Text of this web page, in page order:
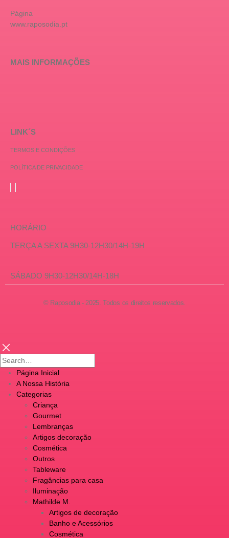
Página
www.raposodia.pt
MAIS INFORMAÇÕES
LINK´S
TERMOS E CONDIÇÕES
POLÍTICA DE PRIVACIDADE
HORÁRIO
TERÇA A SEXTA 9H30-12H30/14H-19H
SÁBADO 9H30-12H30/14H-18H
© Raposodia - 2025. Todos os direitos reservados.
Página Inicial
A Nossa História
Categorias
Criança
Gourmet
Lembranças
Artigos decoração
Cosmética
Outros
Tableware
Fragâncias para casa
Iluminação
Mathilde M.
Artigos de decoração
Banho e Acessórios
Cosmética